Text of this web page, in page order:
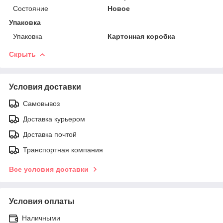
Состояние
Новое
Упаковка
Упаковка
Картонная коробка
Скрыть
Условия доставки
Самовывоз
Доставка курьером
Доставка почтой
Транспортная компания
Все условия доставки
Условия оплаты
Наличными